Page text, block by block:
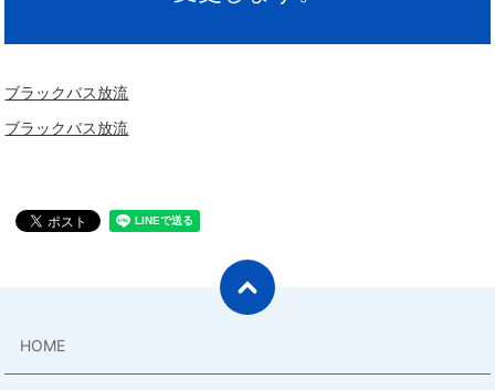
ブラックバス放流
ブラックバス放流
HOME